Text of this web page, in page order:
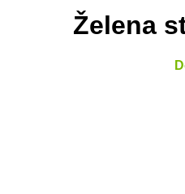
Želena